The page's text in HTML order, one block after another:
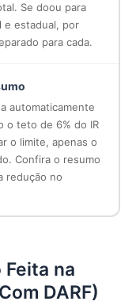
Se doou para
e estadual, por
para cada.
automaticamente
o teto de 6% do IR
o limite, apenas o
Confira o resumo
redução no
Feita na
DARF)